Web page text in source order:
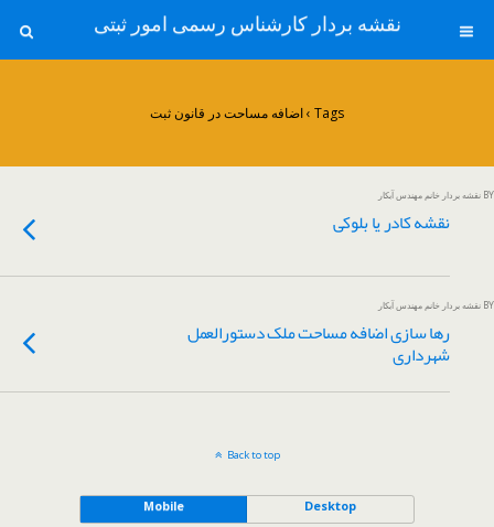
نقشه بردار کارشناس رسمی امور ثبتی
Tags › اضافه مساحت در قانون ثبت
BY نقشه بردار خانم مهندس آبکار
نقشه کادر یا بلوکی
BY نقشه بردار خانم مهندس آبکار
رها سازی اضافه مساحت ملک دستورالعمل
شهرداری
Back to top
Mobile Desktop